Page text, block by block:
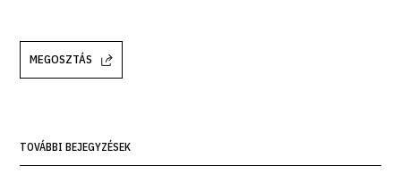
MEGOSZTÁS
TOVÁBBI BEJEGYZÉSEK